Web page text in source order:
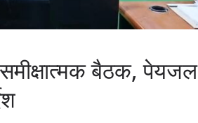
बैठक, पेयजल